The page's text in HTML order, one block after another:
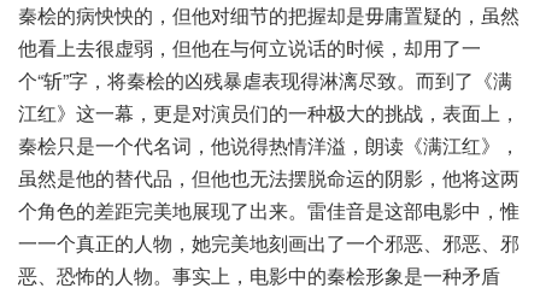
秦桧的病怏怏的，但他对细节的把握却是毋庸置疑的，虽然
他看上去很虚弱，但他在与何立说话的时候，却用了一
个“斩”字，将秦桧的凶残暴虐表现得淋漓尽致。而到了《满
江红》这一幕，更是对演员们的一种极大的挑战，表面上，
秦桧只是一个代名词，他说得热情洋溢，朗读《满江红》，
虽然是他的替代品，但他也无法摆脱命运的阴影，他将这两
个角色的差距完美地展现了出来。雷佳音是这部电影中，惟
一一个真正的人物，她完美地刻画出了一个邪恶、邪恶、邪
恶、恐怖的人物。事实上，电影中的秦桧形象是一种矛盾